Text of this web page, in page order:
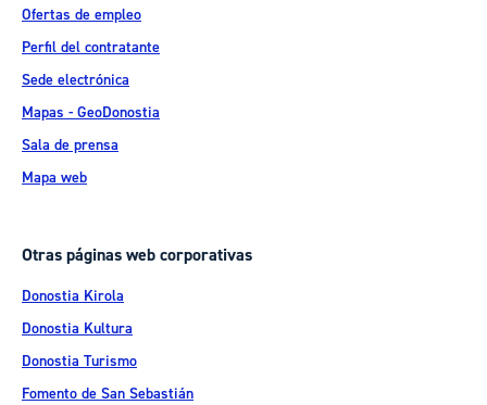
Ofertas de empleo
Perfil del contratante
Sede electrónica
Mapas - GeoDonostia
Sala de prensa
Mapa web
Otras páginas web corporativas
Donostia Kirola
Donostia Kultura
Donostia Turismo
Fomento de San Sebastián